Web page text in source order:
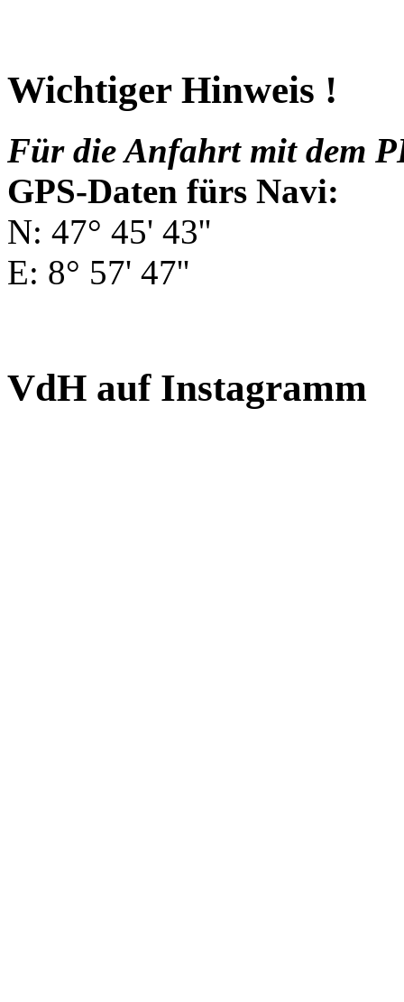
Wichtiger Hinweis !
Für die Anfahrt mit dem
GPS-Daten fürs Navi:
N: 47° 45' 43''
E: 8° 57' 47''
VdH auf Instagramm